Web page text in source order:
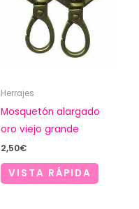
Herrajes
Mosquetón alargado
oro viejo grande
2,50€
VISTA RÁPIDA